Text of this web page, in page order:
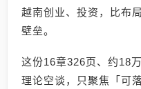
越南创业、投资，比布
壁垒。
这份16章326页、约18
理论空谈，只聚焦「可